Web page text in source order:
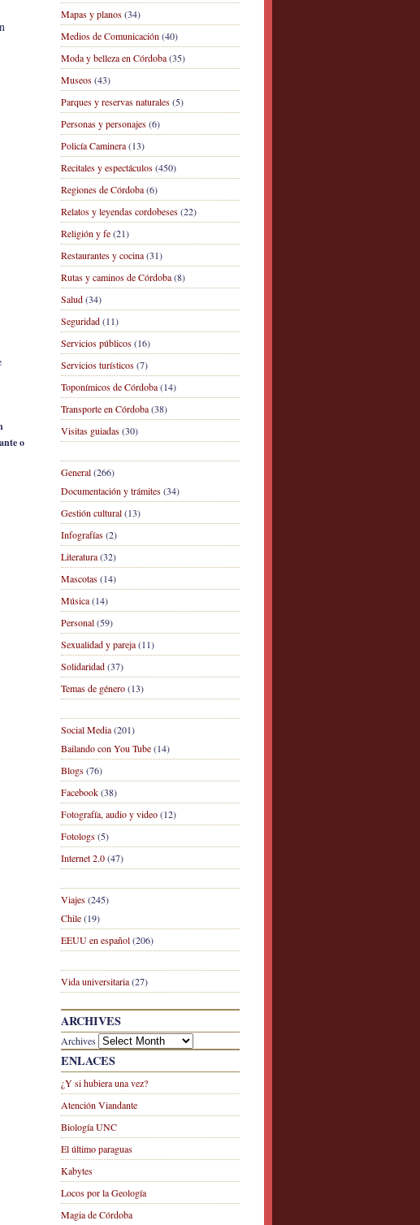
Mapas y planos(34)
Medios de Comunicación (40)
Moda y belleza en Córdoba(35)
Museos(43)
Parques y reservas naturales(5)
Personas y personajes(6)
Policía Caminera(13)
Recitales y espectáculos(450)
Regiones de Córdoba(6)
Relatos y leyendas cordobeses(22)
Religión y fe(21)
Restaurantes y cocina(31)
Rutas y caminos de Córdoba(8)
Salud(34)
Seguridad(11)
Servicios públicos(16)
Servicios turísticos(7)
Toponímicos de Córdoba(14)
Transporte en Córdoba(38)
Visitas guiadas(30)
General(266)
Documentación y trámites(34)
Gestión cultural(13)
Infografías(2)
Literatura(32)
Mascotas(14)
Música(14)
Personal(59)
Sexualidad y pareja(11)
Solidaridad(37)
Temas de género(13)
Social Media(201)
Bailando con You Tube(14)
Blogs(76)
Facebook(38)
Fotografía, audio y video(12)
Fotologs(5)
Internet 2.0(47)
Viajes(245)
Chile(19)
EEUU en español(206)
Vida universitaria(27)
ARCHIVES
Archives
ENLACES
¿Y si hubiera una vez?
Atención Viandante
Biología UNC
El último paraguas
Kabytes
Locos por la Geología
Magia de Córdoba
o